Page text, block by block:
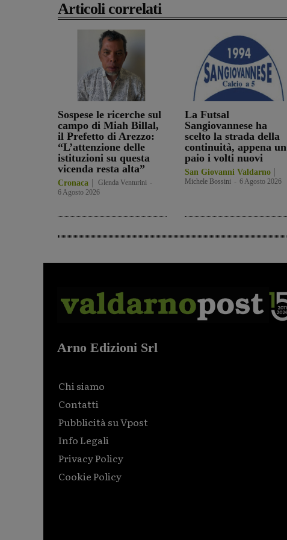
Articoli correlati
Sospese le ricerche sul
campo di Miah Billal,
il Prefetto di Arezzo:
“L’attenzione delle
istituzioni su questa
vicenda resta alta”
Cronaca Glenda Venturini
6 Agosto 2026
La Futsal
Sangiovannese ha
scelto la strada della
continuità, appena un
paio i volti nuovi
San Giovanni Valdarno
Michele Bossini 6 Agosto 2026
Arno Edizioni Srl
Chi siamo
Contatti
Pubblicità su Vpost
Info Legali
Privacy Policy
Cookie Policy